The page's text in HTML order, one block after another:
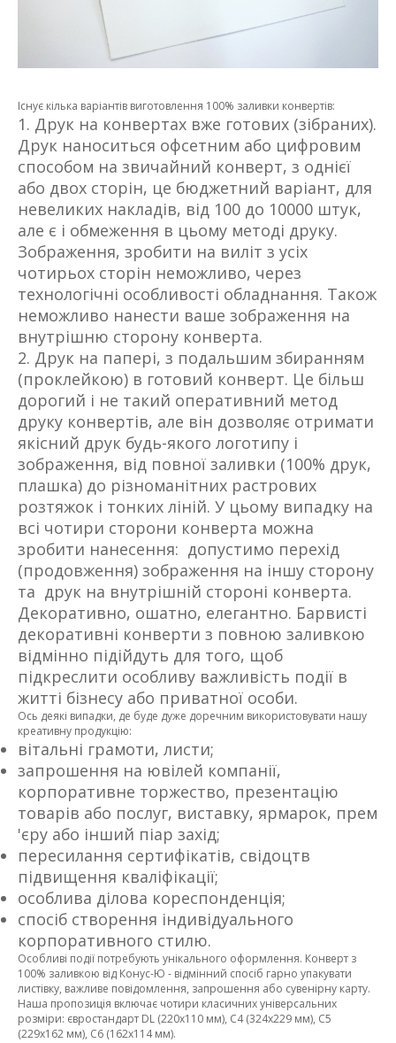
Існує кілька варіантів виготовлення 100% заливки конвертів:
Друк на конвертах вже готових (зібраних).
Друк наноситься офсетним або цифровим
способом на звичайний конверт, з однієї
або двох сторін, це бюджетний варіант, для
невеликих накладів, від 100 до 10000 штук,
але є і обмеження в цьому методі друку.
Зображення, зробити на виліт з усіх
чотирьох сторін неможливо, через
технологічні особливості обладнання. Також
неможливо нанести ваше зображення на
внутрішню сторону конверта.
Друк на папері, з подальшим збиранням
(проклейкою) в готовий конверт. Це більш
дорогий і не такий оперативний метод
друку конвертів, але він дозволяє отримати
якісний друк будь-якого логотипу і
зображення, від повної заливки (100% друк,
плашка) до різноманітних растрових
розтяжок і тонких ліній. У цьому випадку на
всі чотири сторони конверта можна
зробити нанесення: допустимо перехід
(продовження) зображення на іншу сторону
та друк на внутрішній стороні конверта.
Декоративно, ошатно, елегантно. Барвисті
декоративні конверти з повною заливкою
відмінно підійдуть для того, щоб
підкреслити особливу важливість події в
житті бізнесу або приватної особи.
Ось деякі випадки, де буде дуже доречним використовувати нашу
креативну продукцію:
вітальні грамоти, листи;
запрошення на ювілей компанії,
корпоративне торжество, презентацію
товарів або послуг, виставку, ярмарок, прем
'єру або інший піар захід;
пересилання сертифікатів, свідоцтв
підвищення кваліфікації;
особлива ділова кореспонденція;
спосіб створення індивідуального
корпоративного стилю.
Особливі події потребують унікального оформлення. Конверт з
100% заливкою від Конус-Ю - відмінний спосіб гарно упакувати
листівку, важливе повідомлення, запрошення або сувенірну карту.
Наша пропозиція включає чотири класичних універсальних
розміри: євростандарт DL (220х110 мм), С4 (324х229 мм), С5
(229х162 мм), C6 (162х114 мм).